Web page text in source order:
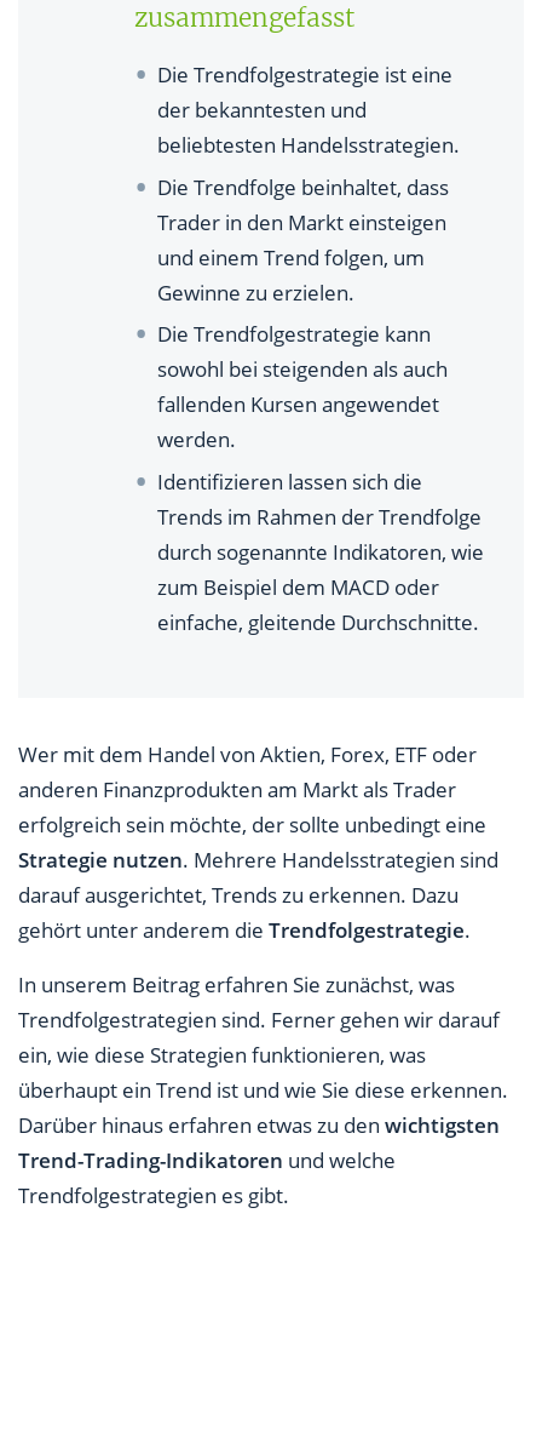
Welche Trendfolgestrategien gibt es?
Welche Werte eignen sich für die
Trendfolgestrategie?
Welche Nachteile hat die Trendfolgestrategie?
Lohnt sich die Trendfolgestrategie?
Für wen eignet sich die Trendfolgestrategie?
zusammengefasst
Die Trendfolgestrategie ist eine
der bekanntesten und
beliebtesten Handelsstrategien.
Die Trendfolge beinhaltet, dass
Trader in den Markt einsteigen
und einem Trend folgen, um
Gewinne zu erzielen.
Die Trendfolgestrategie kann
sowohl bei steigenden als auch
fallenden Kursen angewendet
werden.
Identifizieren lassen sich die
Trends im Rahmen der Trendfolge
durch sogenannte Indikatoren, wie
zum Beispiel dem MACD oder
einfache, gleitende Durchschnitte.
Wer mit dem Handel von Aktien, Forex, ETF oder
anderen Finanzprodukten am Markt als Trader
erfolgreich sein möchte, der sollte unbedingt eine
Strategie nutzen. Mehrere Handelsstrategien sind
darauf ausgerichtet, Trends zu erkennen. Dazu
gehört unter anderem die Trendfolgestrategie.
In unserem Beitrag erfahren Sie zunächst, was
Trendfolgestrategien sind. Ferner gehen wir darauf
ein, wie diese Strategien funktionieren, was
überhaupt ein Trend ist und wie Sie diese erkennen.
Darüber hinaus erfahren etwas zu den wichtigsten
Trend-Trading-Indikatoren und welche
Trendfolgestrategien es gibt.